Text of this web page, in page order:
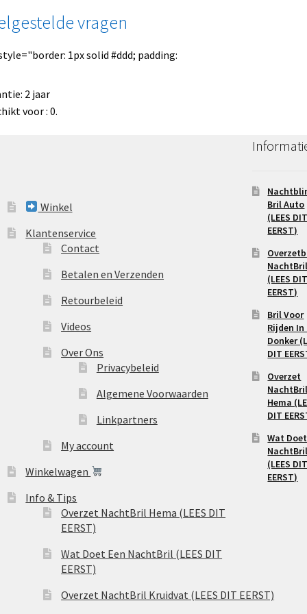
vragen
1px solid #ddd; padding:
2 jaar
voor : 0.
Bril Auto
(LEES DIT
EERST)
NachtBril
(LEES DIT
EERST)
Bril Voor
Rijden In
Donker
DIT
Overzet
NachtBril
Hema
DIT
Wat
NachtBril
(LEES DIT
EERST)
Winkel
Klantenservice
Contact
Betalen en Verzenden
Retourbeleid
Videos
Over Ons
Privacybeleid
Algemene Voorwaarden
Linkpartners
My account
Winkelwagen
Info & Tips
Overzet NachtBril Hema (LEES DIT
EERST)
Wat Doet Een NachtBril (LEES DIT
EERST)
Overzet NachtBril Kruidvat (LEES DIT EERST)